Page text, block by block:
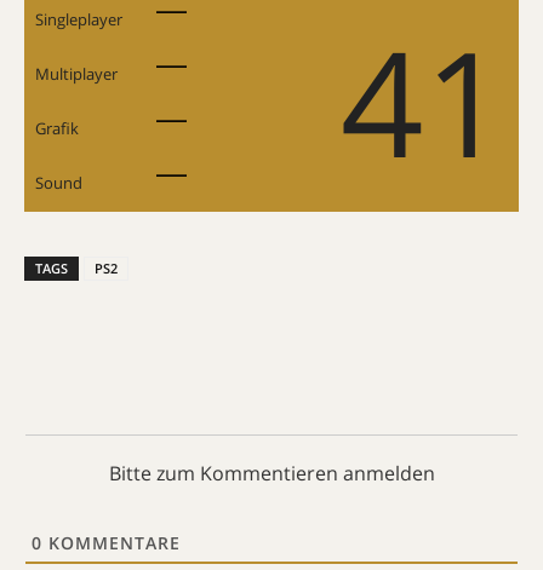
Singleplayer 41
Multiplayer
Grafik
Sound
TAGS PS2
Bitte zum Kommentieren anmelden
0 KOMMENTARE